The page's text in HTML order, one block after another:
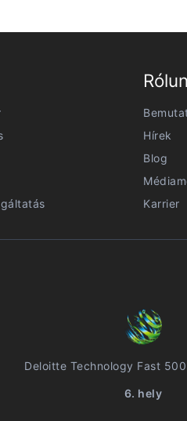
Hírek
Blog
Karrier
Deloitte Technology Fast
6. hely